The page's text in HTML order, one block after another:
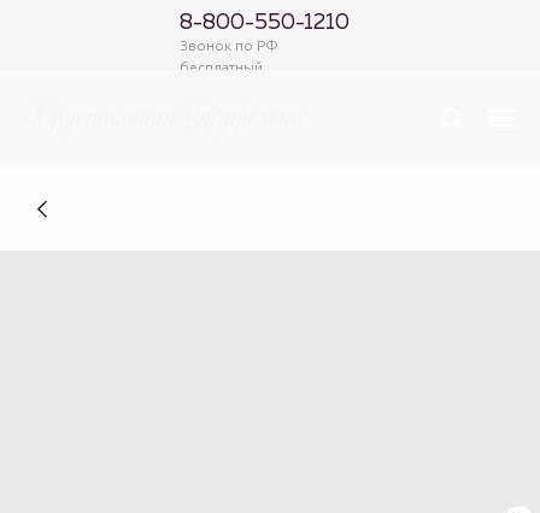
8-800-550-1210
Звонок по РФ
бесплатный